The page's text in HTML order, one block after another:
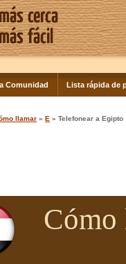
Comunidad Lista rápida de
llamar »E » Telefonear a Egipto